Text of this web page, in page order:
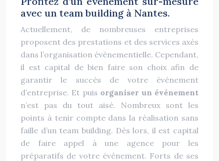
avec un team building à Nantes.
Actuellement, de nombreuses entreprises
proposent des prestations et des services axés
dans l’organisation événementielle. Cependant,
il est capital de bien faire son choix afin de
garantir le succès de votre événement
d’entreprise. Et puis organiser un événement
n’est pas du tout aisé. Nombreux sont les
points à tenir compte dans la réalisation sans
faille d’un team building. Dès lors, il est capital
de faire appel à une agence pour les
préparatifs de votre événement. Forts de ses